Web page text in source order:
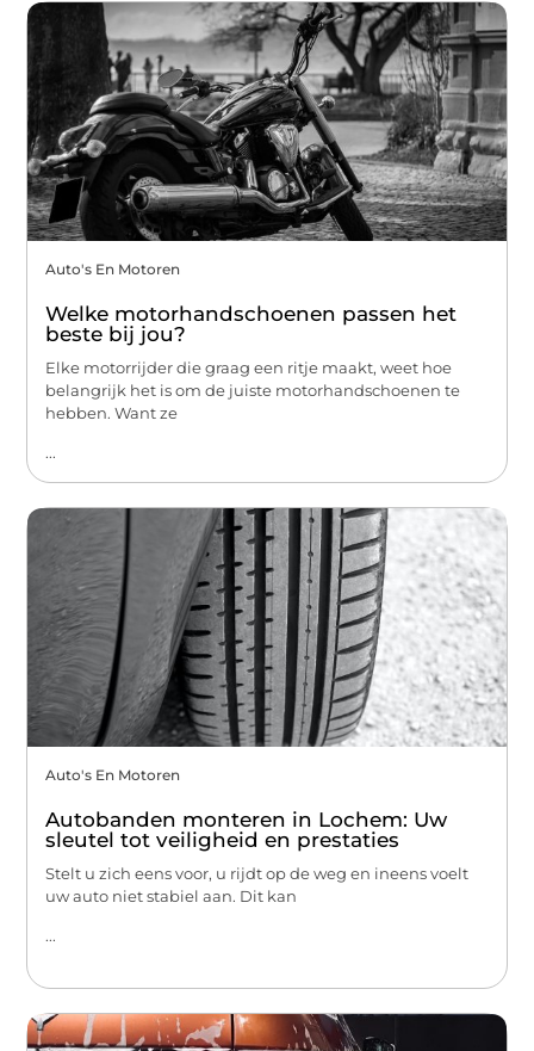
Auto's En Motoren
Welke motorhandschoenen passen het
beste bij jou?
Elke motorrijder die graag een ritje maakt, weet hoe
belangrijk het is om de juiste motorhandschoenen te
hebben. Want ze
...
Auto's En Motoren
Autobanden monteren in Lochem: Uw
sleutel tot veiligheid en prestaties
Stelt u zich eens voor, u rijdt op de weg en ineens voelt
uw auto niet stabiel aan. Dit kan
...